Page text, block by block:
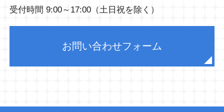
受付時間 9:00～17:00（土日祝を除く）
お問い合わせフォーム